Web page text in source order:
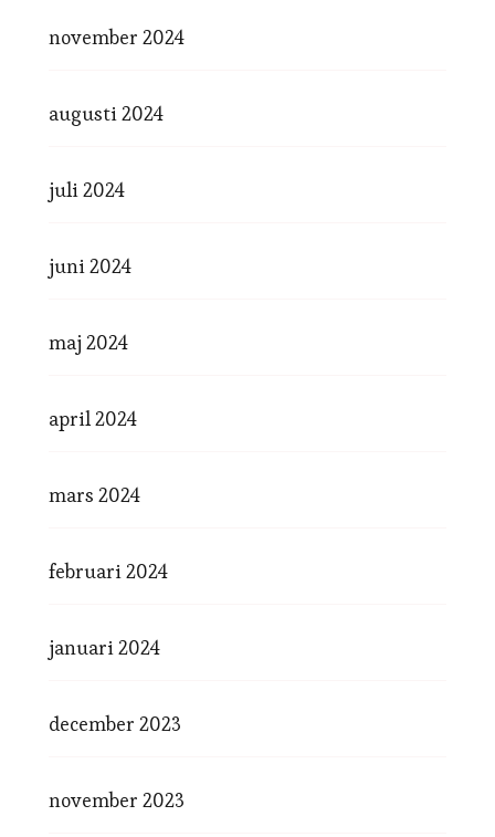
november 2024
augusti 2024
juli 2024
juni 2024
maj 2024
april 2024
mars 2024
februari 2024
januari 2024
december 2023
november 2023